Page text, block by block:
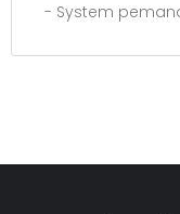
- System